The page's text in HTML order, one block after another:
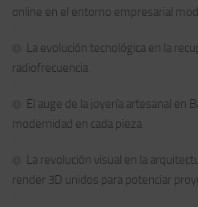
online en el entorno empresarial
La evolución tecnológica en la
radiofrecuencia
El auge de la joyería artesanal en
modernidad en cada pieza
La revolución visual en la
render 3D unidos para potenciar